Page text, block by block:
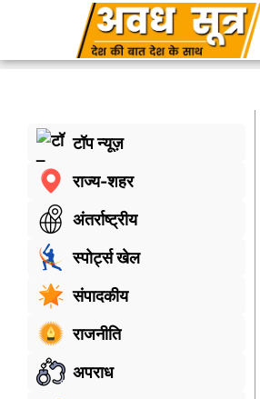
टॉप न्यूज़
राज्य-शहर
अंतर्राष्ट्रीय
स्पोर्ट्स खेल
संपादकीय
राजनीति
अपराध